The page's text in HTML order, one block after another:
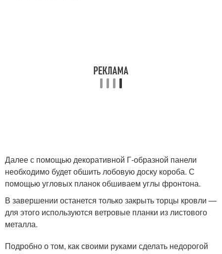
Далее с помощью декоративной Г-образной панели
необходимо будет обшить лобовую доску короба. С
помощью угловых планок обшиваем углы фронтона.
В завершении останется только закрыть торцы кровли —
для этого используются ветровые планки из листового
металла.
Подробно о том, как своими руками сделать недорогой